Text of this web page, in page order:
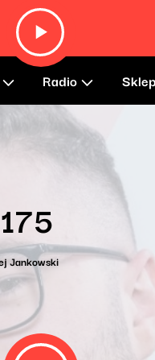
Radio Sklep
Jankowski